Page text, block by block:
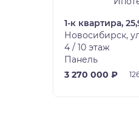
1-к квартира,
Новосибирск,
4 / 10 этаж
Панель
3 270 000 ₽